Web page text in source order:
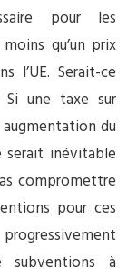
pour les
qu’un prix
l’UE. Serait-ce
une taxe sur
du
serait inévitable
compromettre
pour ces
subventions à